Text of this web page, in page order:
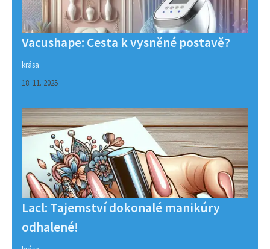
Vacushape: Cesta k vysněné postavě?
krása
18. 11. 2025
Lacl: Tajemství dokonalé manikúry
odhalené!